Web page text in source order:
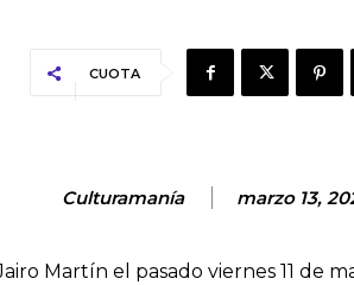
CUOTA
Culturamanía marzo 13,
Martín el pasado viernes 11 de